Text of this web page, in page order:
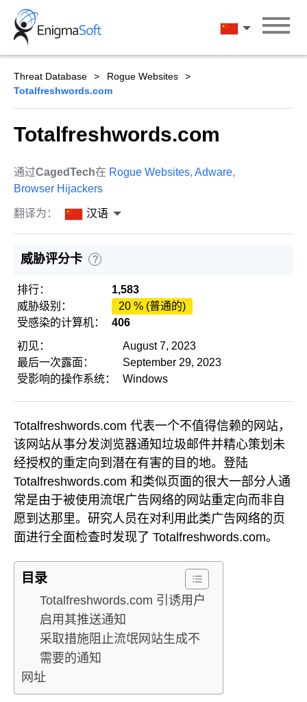
Skip
content
汉语
Threat Database
Rogue Websites
Totalfreshwords.com
Totalfreshwords.com
通过CagedTech在 Rogue Websites, Adware,
Browser Hijackers
翻译为： 汉语
威胁评分卡 ?
排行：
1,583
威胁级别：
20 % (普通的)
受感染的计算机：
406
初见：
August 7, 2023
最后一次露面：
September 29, 2023
受影响的操作系统：
Windows
Totalfreshwords.com 代表一个不值得信赖的网站，
该网站从事分发浏览器通知垃圾邮件并精心策划未
经授权的重定向到潜在有害的目的地。登陆
Totalfreshwords.com 和类似页面的很大一部分人通
常是由于被使用流氓广告网络的网站重定向而非自
愿到达那里。研究人员在对利用此类广告网络的页
面进行全面检查时发现了 Totalfreshwords.com。
目录
Totalfreshwords.com 引诱用户
启用其推送通知
采取措施阻止流氓网站生成不
需要的通知
网址